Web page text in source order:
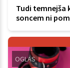
Tudi temnejša
soncem ni
OGLAS